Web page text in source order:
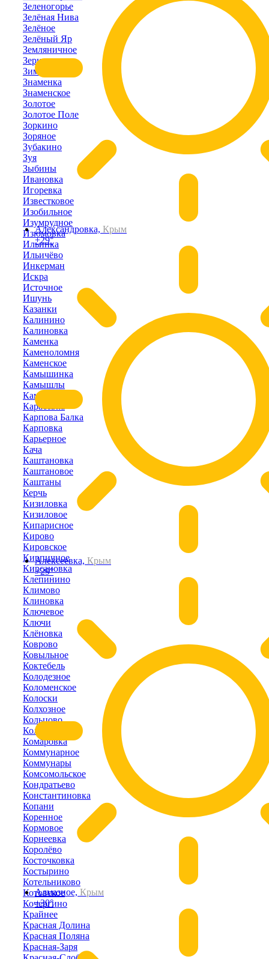
Александровка, Крым
+29°
Алексеевка, Крым
+29°
Алмазное, Крым
+30°
Зеленогорье
Зелёная Нива
Зелёное
Зелёный Яр
Земляничное
Зерновое
Зимино
Знаменка
Знаменское
Золотое
Золотое Поле
Зоркино
Зоряное
Зубакино
Зуя
Зыбины
Ивановка
Игоревка
Известковое
Изобильное
Изумрудное
Изюмовка
Ильинка
Ильичёво
Инкерман
Искра
Источное
Ишунь
Казанки
Калинино
Калиновка
Каменка
Каменоломня
Каменское
Камышинка
Камышлы
Камышное
Карасёвка
Карпова Балка
Карповка
Карьерное
Кача
Каштановка
Каштановое
Каштаны
Керчь
Кизиловка
Кизиловое
Кипарисное
Кирово
Кировское
Кирпичное
Кирсановка
Клепинино
Климово
Клиновка
Ключевое
Ключи
Клёновка
Коврово
Ковыльное
Коктебель
Колодезное
Коломенское
Колоски
Колхозное
Кольцово
Кольчугино
Комаровка
Коммунарное
Коммунары
Комсомольское
Кондратьево
Константиновка
Копани
Коренное
Кормовое
Корнеевка
Королёво
Косточковка
Костырино
Котельниково
Котовское
Кочергино
Крайнее
Красная Долина
Красная Поляна
Красная-Заря